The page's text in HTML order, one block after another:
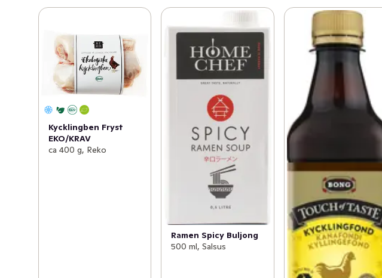
Kycklingben Fryst
EKO/KRAV
ca 400 g, Reko
Ramen Spicy Buljong
500 ml, Salsus